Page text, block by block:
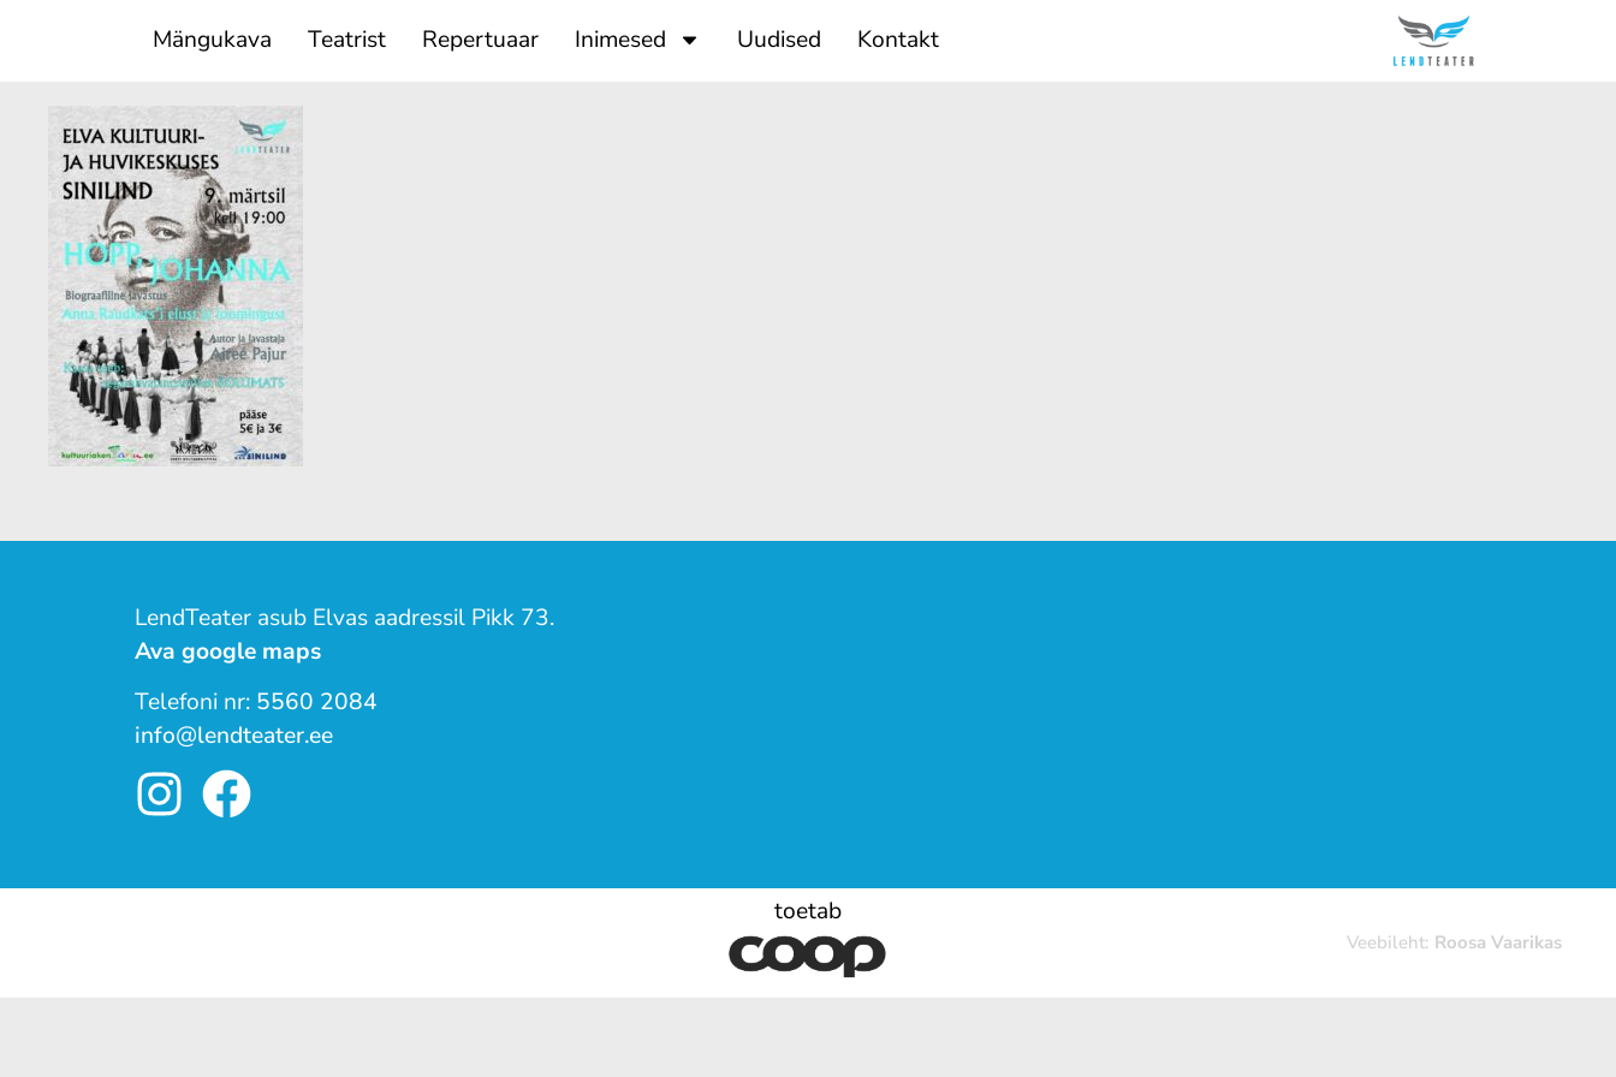
Mängukava Teatrist Repertuaar Inimesed Uudised Kontakt
LendTeater asub Elvas aadressil Pikk 73.
Ava google maps
Telefoni nr: 5560 2084
info@lendteater.ee
toetab
Veebileht: Roosa Vaarikas